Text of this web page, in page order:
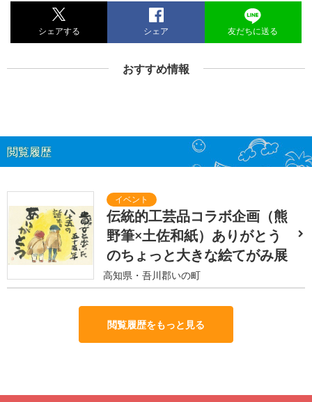
シェアする シェア 友だちに送る
おすすめ情報
閲覧履歴
伝統的工芸品コラボ企画（熊
野筆×土佐和紙）ありがとう
のちょっと大きな絵てがみ展
高知県・吾川郡いの町
閲覧履歴をもっと見る